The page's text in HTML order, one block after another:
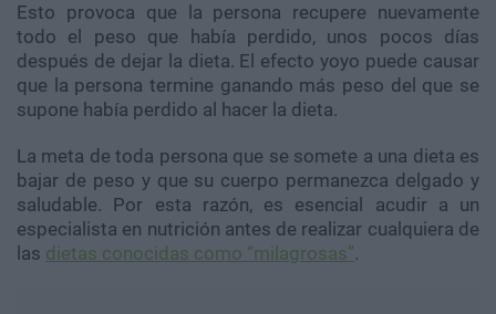
Esto provoca que la persona recupere nuevamente
todo el peso que había perdido, unos pocos días
después de dejar la dieta. El efecto yoyo puede causar
que la persona termine ganando más peso del que se
supone había perdido al hacer la dieta.
La meta de toda persona que se somete a una dieta es
bajar de peso y que su cuerpo permanezca delgado y
saludable. Por esta razón, es esencial acudir a un
especialista en nutrición antes de realizar cualquiera de
las dietas conocidas como “milagrosas”.